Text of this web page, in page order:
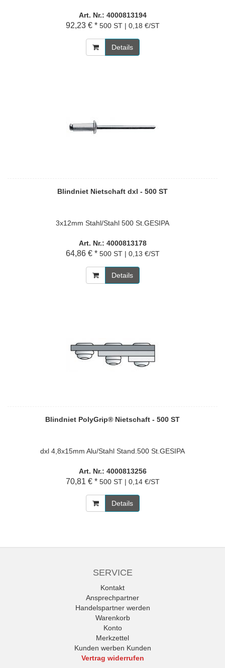
Art. Nr.: 4000813194
92,23 € * 500 ST | 0,18 €/ST
Details
Blindniet Nietschaft dxl - 500 ST
3x12mm Stahl/Stahl 500 St.GESIPA
Art. Nr.: 4000813178
64,86 € * 500 ST | 0,13 €/ST
Details
Blindniet PolyGrip® Nietschaft - 500 ST
dxl 4,8x15mm Alu/Stahl Stand.500 St.GESIPA
Art. Nr.: 4000813256
70,81 € * 500 ST | 0,14 €/ST
Details
SERVICE
Kontakt
Ansprechpartner
Handelspartner werden
Warenkorb
Konto
Merkzettel
Kunden werben Kunden
Vertrag widerrufen